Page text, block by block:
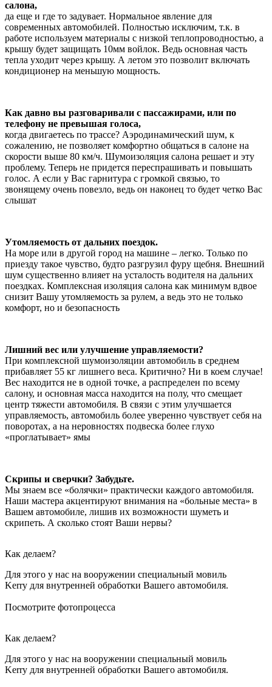
салона,
да еще и где то задувает. Нормальное явление для
современных автомобилей. Полностью исключим, т.к. в
работе используем материалы с низкой теплопроводностью, а
крышу будет защищать 10мм войлок. Ведь основная часть
тепла уходит через крышу. А летом это позволит включать
кондиционер на меньшую мощность.
Как давно вы разговаривали с пассажирами, или по
телефону не превышая голоса,
когда двигаетесь по трассе? Аэродинамический шум, к
сожалению, не позволяет комфортно общаться в салоне на
скорости выше 80 км/ч. Шумоизоляция салона решает и эту
проблему. Теперь не придется переспрашивать и повышать
голос. А если у Вас гарнитура с громкой связью, то
звонящему очень повезло, ведь он наконец то будет четко Вас
слышат
Утомляемость от дальних поездок.
На море или в другой город на машине – легко. Только по
приезду такое чувство, будто разгрузил фуру щебня. Внешний
шум существенно влияет на усталость водителя на дальних
поездках. Комплексная изоляция салона как минимум вдвое
снизит Вашу утомляемость за рулем, а ведь это не только
комфорт, но и безопасность
Лишний вес или улучшение управляемости?
При комплексной шумоизоляции автомобиль в среднем
прибавляет 55 кг лишнего веса. Критично? Ни в коем случае!
Вес находится не в одной точке, а распределен по всему
салону, и основная масса находится на полу, что смещает
центр тяжести автомобиля. В связи с этим улучшается
управляемость, автомобиль более уверенно чувствует себя на
поворотах, а на неровностях подвеска более глухо
«проглатывает» ямы
Скрипы и сверчки? Забудьте.
Мы знаем все «болячки» практически каждого автомобиля.
Наши мастера акцентируют внимания на «больные места» в
Вашем автомобиле, лишив их возможности шуметь и
скрипеть. А сколько стоят Ваши нервы?
Как делаем?
Для этого у нас на вооружении специальный мовиль
Kerry для внутренней обработки Вашего автомобиля.
Посмотрите фотопроцесса
Как делаем?
Для этого у нас на вооружении специальный мовиль
Kerry для внутренней обработки Вашего автомобиля.